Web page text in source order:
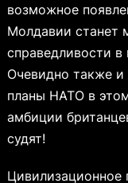
возможное
Молдавии станет
справедливости в
Очевидно также и
планы НАТО в
амбиции
судят!
Цивилизационное